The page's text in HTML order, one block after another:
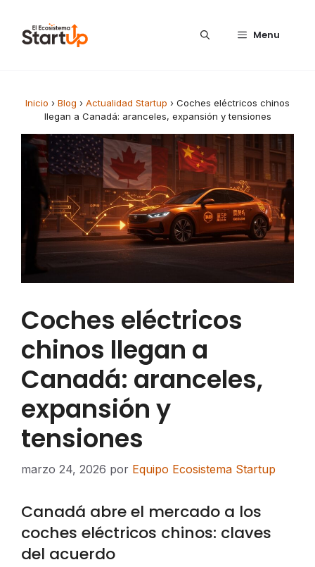
Menu
Inicio › Blog › Actualidad Startup › Coches eléctricos chinos
llegan a Canadá: aranceles, expansión y tensiones
Coches eléctricos
chinos llegan a
Canadá: aranceles,
expansión y
tensiones
marzo 24, 2026 por Equipo Ecosistema Startup
Canadá abre el mercado a los
coches eléctricos chinos: claves
del acuerdo